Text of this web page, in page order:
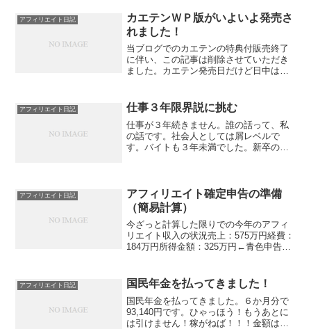
アフィリエイト日記
カエテンＷＰ版がいよいよ発売さ
れました！
当ブログでのカエテンの特典付販売終了
に伴い、この記事は削除させていただき
ました。カエテン発売日だけど日中は私
た。さてそんなカエテン発売日ですが、
日中私が何をやっていたか...
アフィリエイト日記 仕事３年限界説に挑む
仕事が３年続きません。誰の話って、私
の話です。社会人としては屑レベルで
す。バイトも３年未満でした。新卒の会
ライターも３年もちませんでし...
アフィリエイト日記
アフィリエイト確定申告の準備
（簡易計算）
今ざっと計算した限りでの今年のアフィ
リエイト収入の状況売上：575万円経費：
184万円所得金額：325万円←青色申告特
は390万円。（青色申告特別控除後の）所
得金...
アフィリエイト日記 国民年金を払ってきました！
国民年金を払ってきました。６か月分で
93,140円です。ひゃっほう！もうあとに
は引けません！稼がねば！！！金額は、